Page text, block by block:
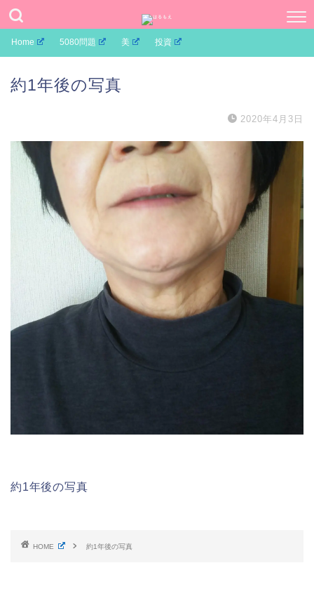
Home 5080問題 美 投資
約1年後の写真
2020年4月3日
約1年後の写真
HOME 約1年後の写真